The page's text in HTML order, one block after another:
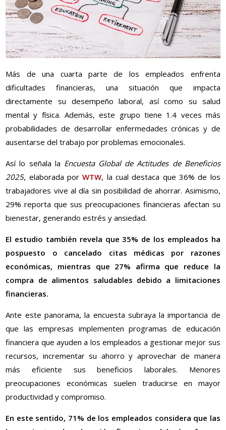
Más de una cuarta parte de los empleados enfrenta
dificultades financieras, una situación que impacta
directamente su desempeño laboral, así como su salud
mental y física. Además, este grupo tiene 1.4 veces más
probabilidades de desarrollar enfermedades crónicas y de
ausentarse del trabajo por problemas emocionales.
Así lo señala la Encuesta Global de Actitudes de Beneficios
2025, elaborada porWTW, la cual destaca que 36% de los
trabajadores vive al día sin posibilidad de ahorrar. Asimismo,
29% reporta que sus preocupaciones financieras afectan su
bienestar, generando estrés y ansiedad.
El estudio también revela que 35% de los empleados ha
pospuesto o cancelado citas médicas por razones
económicas, mientras que 27% afirma que reduce la
compra de alimentos saludables debido a limitaciones
financieras.
Ante este panorama, la encuesta subraya la importancia de
que las empresas implementen programas de educación
financiera que ayuden a los empleados a gestionar mejor sus
recursos, incrementar su ahorro y aprovechar de manera
más eficiente sus beneficios laborales. Menores
preocupaciones económicas suelen traducirse en mayor
productividad y compromiso.
En este sentido, 71% de los empleados considera que las